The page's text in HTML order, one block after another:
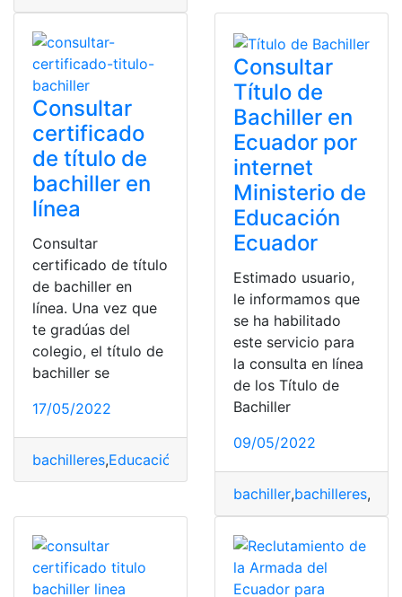
Consultar
certificado
de título de
bachiller en
línea
Consultar
certificado de título
de bachiller en
línea. Una vez que
te gradúas del
colegio, el título de
bachiller se
17/05/2022
bachilleres,Educación
Consultar
Título de
Bachiller en
Ecuador por
internet
Ministerio de
Educación
Ecuador
Estimado usuario,
le informamos que
se ha habilitado
este servicio para
la consulta en línea
de los Título de
Bachiller
09/05/2022
bachiller,bachilleres,